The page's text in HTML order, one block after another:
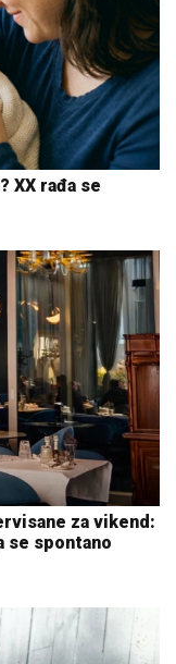
XX rađa se
za vikend:
se spontano